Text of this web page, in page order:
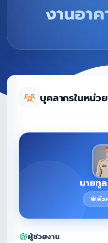
งานอา
บุคลากรในหน่ว
นายทู
หัว
ผู้ช่วยงาน